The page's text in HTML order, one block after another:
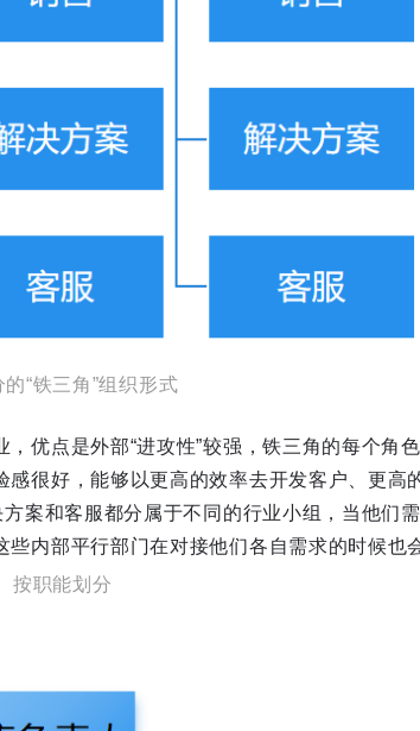
“铁三角”组织形式
优点是外部“进攻性”较强，铁三角的每个角
很好，能够以更高的效率去开发客户、更高
案和客服都分属于不同的行业小组，当他们
内部平行部门在对接他们各自需求的时候也
按职能划分